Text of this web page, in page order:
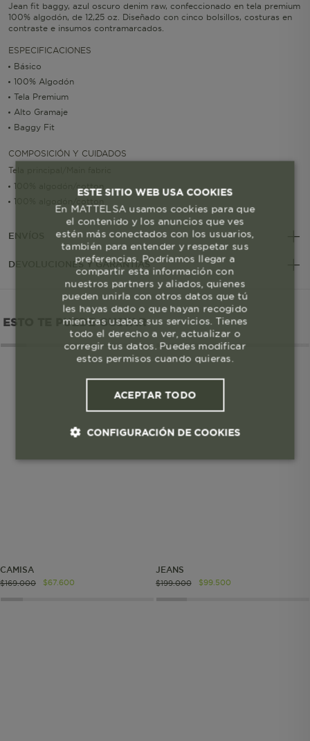
Jean fit baggy, azul oscuro denim raw, confeccionado en tela premium
100% algodón, de 12,25 oz. Diseñado con cinco bolsillos, costuras en
contraste e insumos contramarcados.
ESPECIFICACIONES
Básico
100% Algodón
Tela Premium
Alto Gramaje
Baggy Fit
COMPOSICIÓN Y CUIDADOS
Tela principal/Main fabric
100% algodón/cotton
100% algodón/cotton
ENVÍOS
DEVOLUCIONES Y GARANTÍAS
ESTO TE PUEDE GUSTAR
CAMISA
$169.000 $67 600
JEANS
$199.000 $99. 500
ESTE SITIO WEB USA COOKIES
En MATTELSA usamos cookies para que
el contenido y los anuncios que ves
estén más conectados con los usuarios,
también para entender y respetar sus
preferencias. Podríamos llegar a
compartir esta información con
nuestros partners y aliados, quienes
pueden unirla con otros datos que tú
les hayas dado o que hayan recogido
mientras usabas sus servicios. Tienes
todo el derecho a ver, actualizar o
corregir tus datos. Puedes modificar
estos permisos cuando quieras.
ACEPTAR TODO
CONFIGURACIÓN DE COOKIES